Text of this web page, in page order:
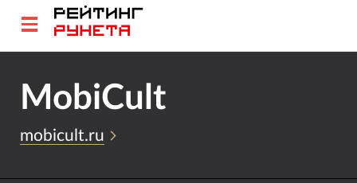
MobiCult
mobicult.ru